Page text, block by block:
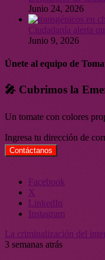
Junio 24, 2026
Ciudadanía alerta
Junio 9, 2026
Únete al equipo de
🎤 Cubrimos la
Un tomate con colores
Ingresa tu dirección de
Facebook
X
LinkedIn
Instagram
La criminalización del
3 semanas atrás